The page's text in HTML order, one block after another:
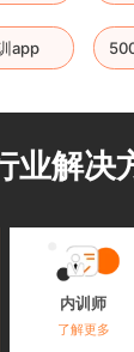
app
业解决
内训师
了解更多